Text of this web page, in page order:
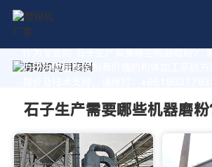
作为专业的 石子生产需要哪些机器磨粉？
力于为您量身定制高价值的粉体加工系统方
石子生产需要哪些机器磨